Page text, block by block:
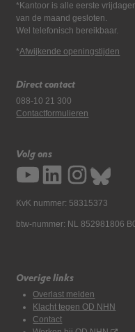
*Kantoor is alle eerste
van de maand gesloten.
Wel telefonisch bereikbaar.
*Afwijkende openingstijden
Direct contact
088-10 21 300
Contactformulieren
Volg ons
KvK nummer: 58315373
btw-nummer: NL 852981806
Overige links
Overlast melden
Klacht tegen OD NHN
Contact